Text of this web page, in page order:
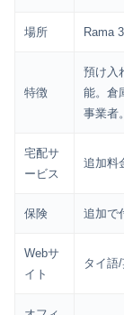
場所 Rama 3
特徴
預け入
能。倉
事業者。
宅配サ
ービス
追加料
保険 追加で
Webサ
イト
タイ語